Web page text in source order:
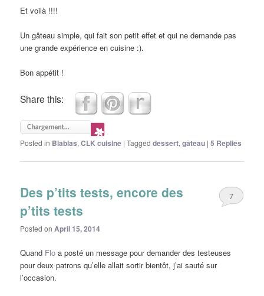
Et voilà !!!!
Un gâteau simple, qui fait son petit effet et qui ne demande pas
une grande expérience en cuisine :).
Bon appétit !
Share this:
Posted in Blablas,CLK cuisine |Tagged dessert,gâteau |5 Replies
Des p’tits tests, encore des
p’tits tests
Posted on April 15, 2014
7
Quand Flo a posté un message pour demander des testeuses
pour deux patrons qu’elle allait sortir bientôt, j’ai sauté sur
l’occasion.